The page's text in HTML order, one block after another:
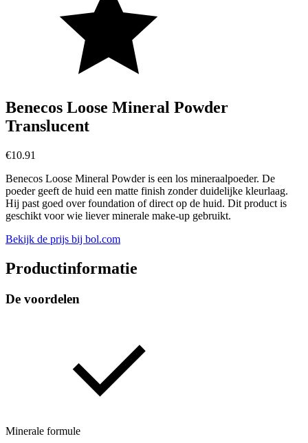
Benecos Loose Mineral Powder
Translucent
€10.91
Benecos Loose Mineral Powder is een los mineraalpoeder. De
poeder geeft de huid een matte finish zonder duidelijke kleurlaag.
Hij past goed over foundation of direct op de huid. Dit product is
geschikt voor wie liever minerale make-up gebruikt.
Bekijk de prijs bij bol.com
Productinformatie
De voordelen
Minerale formule